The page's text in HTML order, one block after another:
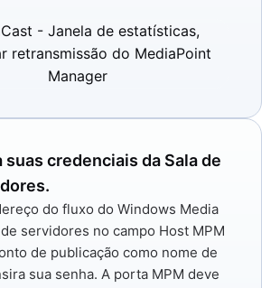
suas credenciais da Sala de
do fluxo do Windows Media
servidores no campo Host MPM
de publicação como nome de
sua senha. A porta MPM deve